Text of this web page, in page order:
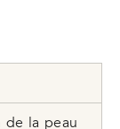
de la peau